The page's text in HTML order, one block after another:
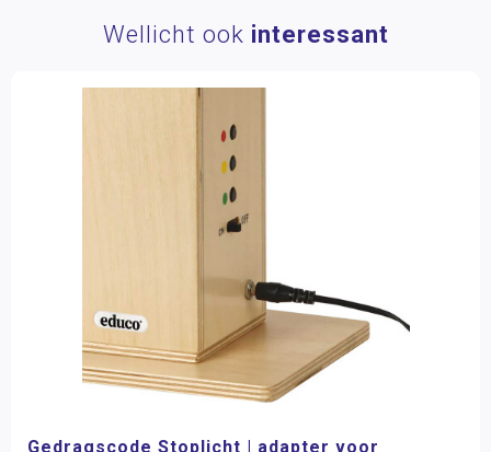
Wellicht ook interessant
Gedragscode Stoplicht | adapter voor